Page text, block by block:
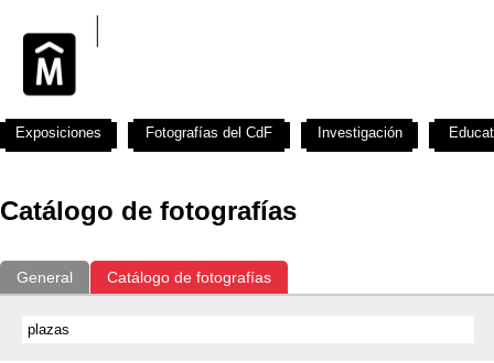
Catálogo de fotografías
General Catálogo de fotografías
Exposiciones Fotografías del CdF Investigación